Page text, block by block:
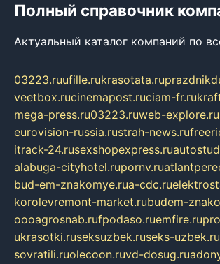
Полный справочник
Актуальный каталог компаний по
03223.ruufille.rukrasotata.ru
veetbox.rucinemapost.ruciam-fr.ru
mega-press.ru03223.ruweb-explore.ru
eurovision-russia.rustrah-news.ru
itrack-24.rusexshopexpress.ru
alabuga-cityhotel.rupornv.ru
bud-em-znakomye.rua-cdc.ru
korolevremont-market.rubudem-
oooagrosnab.rufpodaso.ruemfire.ru
ukrasotki.ruseksuzbek.ruseks-uzbek.ru
sovratili.ruolecoon.ruvd-dosug.ru